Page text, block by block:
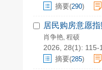
摘要(290)
居民购房意愿
肖争艳, 程硕
2026, 28(1): 115-
摘要(285)